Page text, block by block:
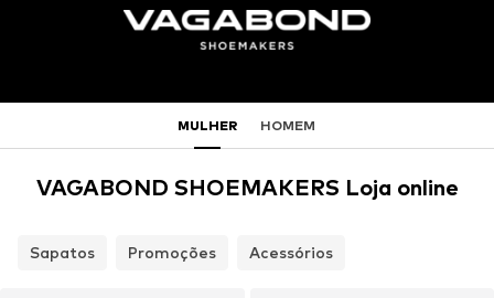
MULHER HOMEM
VAGABOND SHOEMAKERS Loja online
Sapatos Promoções Acessórios